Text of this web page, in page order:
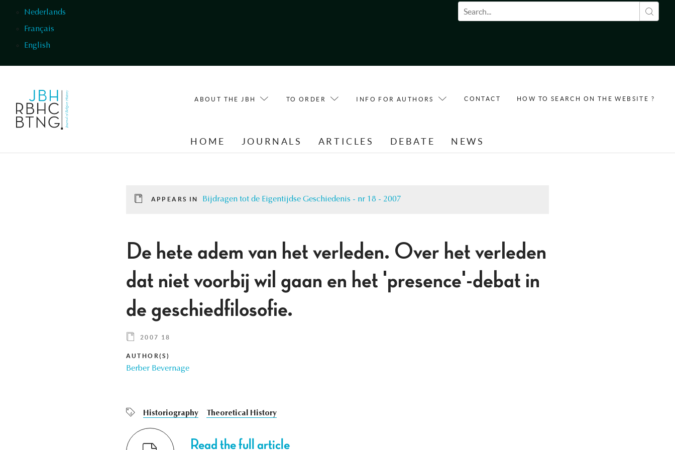
Nederlands
Français
English
Search form
ABOUT THE JBH TO ORDER INFO FOR AUTHORS CONTACT HOW TO SEARCH ON THE WEBSITE ?
HOME JOURNALS ARTICLES DEBATE NEWS
APPEARS IN Bijdragen tot de Eigentijdse Geschiedenis - nr 18 - 2007
De hete adem van het verleden. Over het verleden
dat niet voorbij wil gaan en het 'presence'-debat in
de geschiedfilosofie.
2007 18
AUTHOR(S)
Berber Bevernage
Historiography Theoretical History
Read the full article